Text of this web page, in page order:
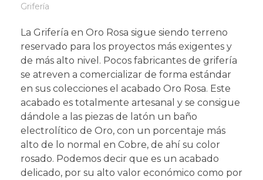
Grifería
La Grifería en Oro Rosa sigue siendo terreno
reservado para los proyectos más exigentes y
de más alto nivel. Pocos fabricantes de grifería
se atreven a comercializar de forma estándar
en sus colecciones el acabado Oro Rosa. Este
acabado es totalmente artesanal y se consigue
dándole a las piezas de latón un baño
electrolítico de Oro, con un porcentaje más
alto de lo normal en Cobre, de ahí su color
rosado. Podemos decir que es un acabado
delicado, por su alto valor económico como por